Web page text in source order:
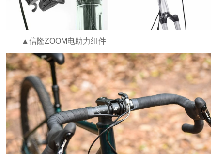
▲信隆ZOOM电助力组件